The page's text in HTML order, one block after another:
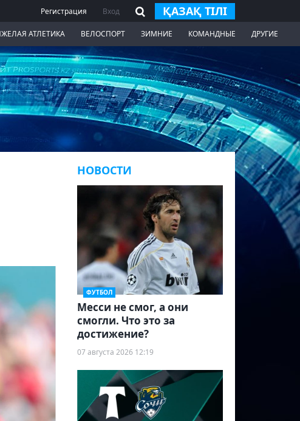
Регистрация Вход ҚАЗАҚ ТІЛІ
АТЛЕТИКА ВЕЛОСПОРТ ЗИМНИЕ КОМАНДНЫЕ ДРУГИЕ
НОВОСТИ
ФУТБОЛ
Месси не смог, а они
смогли. Что это за
достижение?
07 августа 2026 12:19